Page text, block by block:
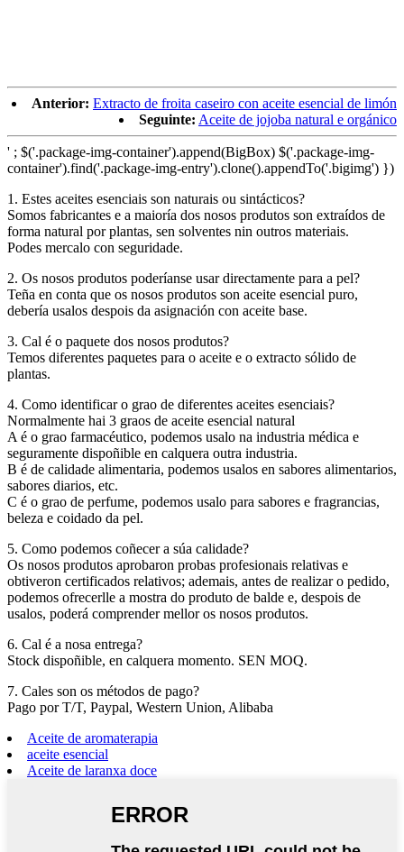
Anterior: Extracto de froita caseiro con aceite esencial de limón
Seguinte: Aceite de jojoba natural e orgánico
' ; $('.package-img-container').append(BigBox) $('.package-img-
container').find('.package-img-entry').clone().appendTo('.bigimg') })
1. Estes aceites esenciais son naturais ou sintácticos?
Somos fabricantes e a maioría dos nosos produtos son extraídos de
forma natural por plantas, sen solventes nin outros materiais.
Podes mercalo con seguridade.
2. Os nosos produtos poderíanse usar directamente para a pel?
Teña en conta que os nosos produtos son aceite esencial puro,
debería usalos despois da asignación con aceite base.
3. Cal é o paquete dos nosos produtos?
Temos diferentes paquetes para o aceite e o extracto sólido de
plantas.
4. Como identificar o grao de diferentes aceites esenciais?
Normalmente hai 3 graos de aceite esencial natural
A é o grao farmacéutico, podemos usalo na industria médica e
seguramente dispoñible en calquera outra industria.
B é de calidade alimentaria, podemos usalos en sabores alimentarios,
sabores diarios, etc.
C é o grao de perfume, podemos usalo para sabores e fragrancias,
beleza e coidado da pel.
5. Como podemos coñecer a súa calidade?
Os nosos produtos aprobaron probas profesionais relativas e
obtiveron certificados relativos; ademais, antes de realizar o pedido,
podemos ofrecerlle a mostra do produto de balde e, despois de
usalos, poderá comprender mellor os nosos produtos.
6. Cal é a nosa entrega?
Stock dispoñible, en calquera momento. SEN MOQ.
7. Cales son os métodos de pago?
Pago por T/T, Paypal, Western Union, Alibaba
Aceite de aromaterapia
aceite esencial
Aceite de laranxa doce